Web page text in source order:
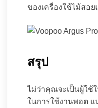
ของเครื่องใช้ไม้สอ
สรุป
ไม่ว่าคุณจะเป็นผู้ใช้
ในการใช้งานพอต แ